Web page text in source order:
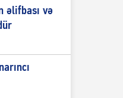
əlifbası və